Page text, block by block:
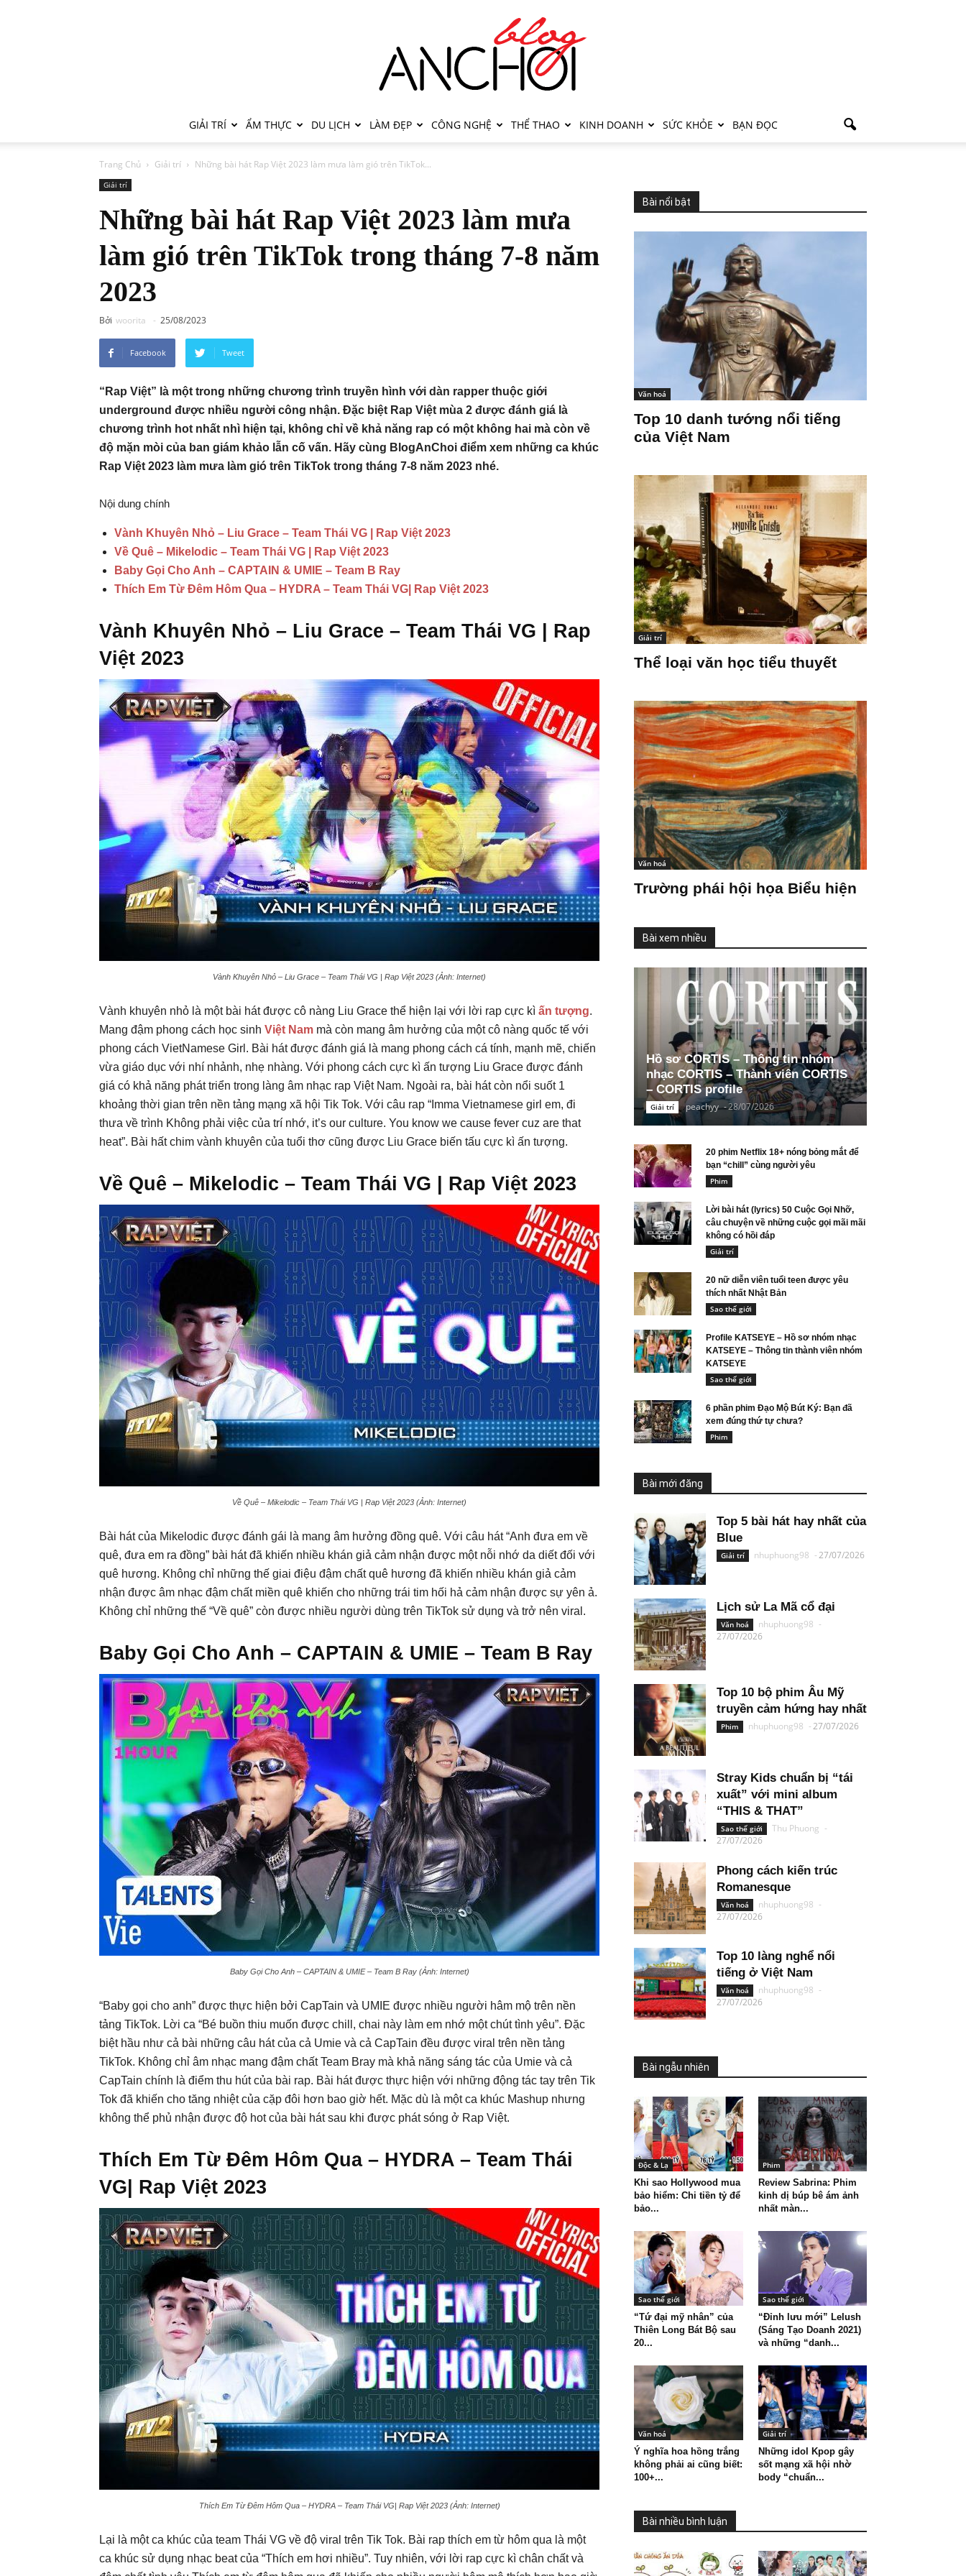
GIẢI TRÍ ẨM THỰC DU LỊCH LÀM ĐẸP CÔNG NGHỆ THỂ THAO KINH DOANH SỨC KHỎE BẠN ĐỌC
Trang Chủ Giải trí Những bài hát Rap Việt 2023 làm mưa làm gió trên TikTok...
Giải trí
Những bài hát Rap Việt 2023 làm mưa
làm gió trên TikTok trong tháng 7-8 năm
2023
Bởi woorita - 25/08/2023
Facebook Tweet
“Rap Việt” là một trong những chương trình truyền hình với dàn rapper thuộc giới
underground được nhiều người công nhận. Đặc biệt Rap Việt mùa 2 được đánh giá là
chương trình hot nhất nhì hiện tại, không chỉ về khả năng rap có một không hai mà còn về
độ mặn mòi của ban giám khảo lẫn cố vấn. Hãy cùng BlogAnChoi điểm xem những ca khúc
Rap Việt 2023 làm mưa làm gió trên TikTok trong tháng 7-8 năm 2023 nhé.
Nội dung chính
Vành Khuyên Nhỏ – Liu Grace – Team Thái VG | Rap Việt 2023
Về Quê – Mikelodic – Team Thái VG | Rap Việt 2023
Baby Gọi Cho Anh – CAPTAIN & UMIE – Team B Ray
Thích Em Từ Đêm Hôm Qua – HYDRA – Team Thái VG| Rap Việt 2023
Vành Khuyên Nhỏ – Liu Grace – Team Thái VG | Rap
Việt 2023
Vành Khuyên Nhỏ – Liu Grace – Team Thái VG | Rap Việt 2023 (Ảnh: Internet)
Vành khuyên nhỏ là một bài hát được cô nàng Liu Grace thể hiện lại với lời rap cực kì ấn tượng.
Mang đậm phong cách học sinh Việt Nam mà còn mang âm hưởng của một cô nàng quốc tế với
phong cách VietNamese Girl. Bài hát được đánh giá là mang phong cách cá tính, mạnh mẽ, chiến
vừa giáo dục với nhí nhảnh, nhẹ nhàng. Với phong cách cực kì ấn tượng Liu Grace được đánh
giá có khả năng phát triển trong làng âm nhạc rap Việt Nam. Ngoài ra, bài hát còn nổi suốt 1
khoảng thời gian trên nền tảng mạng xã hội Tik Tok. Với câu rap “Imma Vietnamese girl em, đi
thưa về trình Không phải việc của trí nhớ, it’s our culture. You know we cause fever cuz are that
heat”. Bài hất chim vành khuyên của tuổi thơ cũng được Liu Grace biến tấu cực kì ấn tượng.
Về Quê – Mikelodic – Team Thái VG | Rap Việt 2023
Về Quê – Mikelodic – Team Thái VG | Rap Việt 2023 (Ảnh: Internet)
Bài hát của Mikelodic được đánh gái là mang âm hưởng đồng quê. Với câu hát “Anh đưa em về
quê, đưa em ra đồng” bài hát đã khiến nhiều khán giả cảm nhận được một nỗi nhớ da diết đối với
quê hương. Không chỉ những thế giai điệu đậm chất quê hương đã khiến nhiều khán giả cảm
nhận được âm nhạc đậm chất miền quê khiến cho những trái tim hối hả cảm nhận được sự yên ả.
Không chỉ những thế “Về quê” còn được nhiều người dùng trên TikTok sử dụng và trở nên viral.
Baby Gọi Cho Anh – CAPTAIN & UMIE – Team B Ray
Baby Gọi Cho Anh – CAPTAIN & UMIE – Team B Ray (Ảnh: Internet)
“Baby gọi cho anh” được thực hiện bởi CapTain và UMIE được nhiều người hâm mộ trên nền
tảng TikTok. Lời ca “Bé buồn thiu muốn được chill, chai này làm em nhớ một chút tình yêu”. Đặc
biệt hầu như cả bài những câu hát của cả Umie và cả CapTain đều được viral trên nền tảng
TikTok. Không chỉ âm nhạc mang đậm chất Team Bray mà khả năng sáng tác của Umie và cả
CapTain chính là điểm thu hút của bài rap. Bài hát được thực hiện với những động tác tay trên Tik
Tok đã khiến cho tăng nhiệt của cặp đôi hơn bao giờ hết. Mặc dù là một ca khúc Mashup nhưng
không thể phủ nhận được độ hot của bài hát sau khi được phát sóng ở Rap Việt.
Thích Em Từ Đêm Hôm Qua – HYDRA – Team Thái
VG| Rap Việt 2023
Thích Em Từ Đêm Hôm Qua – HYDRA – Team Thái VG| Rap Việt 2023 (Ảnh: Internet)
Lại là một ca khúc của team Thái VG về độ viral trên Tik Tok. Bài rap thích em từ hôm qua là một
ca khúc sử dụng nhạc beat của “Thích em hơi nhiều”. Tuy nhiên, với lời rap cực kì chân chất và
Bài nổi bật
Văn hoá
Top 10 danh tướng nổi tiếng
của Việt Nam
Giải trí
Thể loại văn học tiểu thuyết
Văn hoá
Trường phái hội họa Biểu hiện
Bài xem nhiều
Hồ sơ CORTIS – Thông tin nhóm
nhạc CORTIS – Thành viên CORTIS
– CORTIS profile
Giải trí peachyy -28/07/2026
20 phim Netflix 18+ nóng bỏng mắt để
bạn “chill” cùng người yêu
Phim
Lời bài hát (lyrics) 50 Cuộc Gọi Nhỡ,
câu chuyện về những cuộc gọi mãi mãi
không có hồi đáp
Giải trí
20 nữ diễn viên tuổi teen được yêu
thích nhất Nhật Bản
Sao thế giới
Profile KATSEYE – Hồ sơ nhóm nhạc
KATSEYE – Thông tin thành viên nhóm
KATSEYE
Sao thế giới
6 phần phim Đạo Mộ Bút Ký: Bạn đã
xem đúng thứ tự chưa?
Phim
Bài mới đăng
Top 5 bài hát hay nhất của
Blue
Giải trí nhuphuong98 -27/07/2026
Lịch sử La Mã cổ đại
Văn hoá nhuphuong98 -
27/07/2026
Top 10 bộ phim Âu Mỹ
truyền cảm hứng hay nhất
Phim nhuphuong98 -27/07/2026
Stray Kids chuẩn bị “tái
xuất” với mini album
“THIS & THAT”
Sao thế giới Thu Phuong -
27/07/2026
Phong cách kiến trúc
Romanesque
Văn hoá nhuphuong98 -
27/07/2026
Top 10 làng nghể nổi
tiếng ở Việt Nam
Văn hoá nhuphuong98 -
27/07/2026
Bài ngẫu nhiên
Độc & Lạ
Khi sao Hollywood mua
bảo hiểm: Chi tiền tỷ để
bảo...
Phim
Review Sabrina: Phim
kinh dị búp bê ám ảnh
nhất màn...
Sao thế giới
“Tứ đại mỹ nhân” của
Thiên Long Bát Bộ sau
20...
Sao thế giới
“Đỉnh lưu mới” Lelush
(Sáng Tạo Doanh 2021)
và những “danh...
Văn hoá
Ý nghĩa hoa hồng trắng
không phải ai cũng biết:
100+...
Giải trí
Những idol Kpop gây
sốt mạng xã hội nhờ
body “chuẩn...
Bài nhiều bình luận